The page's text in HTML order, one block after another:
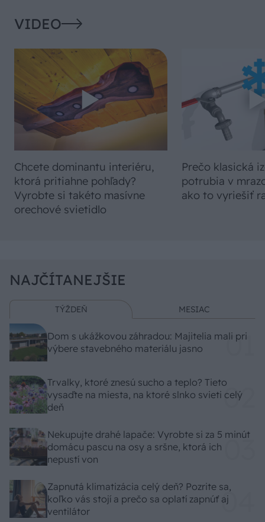
VIDEO
Chcete dominantu interiéru,
ktorá pritiahne pohľady?
Vyrobte si takéto masívne
orechové svietidlo
Prečo klasická
potrubia v
ako to vyriešiť
NAJČÍTANEJŠIE
TÝŽDEŇ MESIAC
Dom s ukážkovou záhradou: Majitelia mali pri
výbere stavebného materiálu jasno
Trvalky, ktoré znesú sucho a teplo? Tieto
vysaďte na miesta, na ktoré slnko svieti celý
deň
Nekupujte drahé lapače: Vyrobte si za 5 minút
domácu pascu na osy a sršne, ktorá ich
nepustí von
Zapnutá klimatizácia celý deň? Pozrite sa,
koľko vás stojí a prečo sa oplatí zapnúť aj
ventilátor